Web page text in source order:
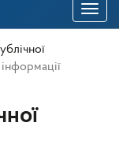
Toggle